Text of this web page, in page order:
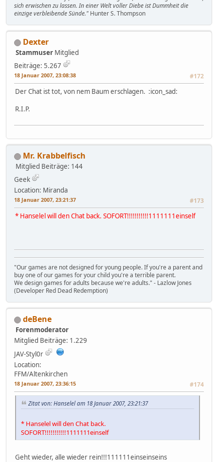
sich erwischen zu lassen. In einer Welt voller Diebe ist Dummheit die
einzige verbleibende Sünde." Hunter S. Thompson
Dexter
Stammuser Mitglied
Beiträge: 5.267
18 Januar 2007, 23:08:38 #172
Der Chat ist tot, von nem Baum erschlagen. :icon_sad:
R.I.P.
Mr. Krabbelfisch
Mitglied Beiträge: 144
Geek
Location: Miranda
18 Januar 2007, 23:21:37 #173
* Hanselel will den Chat back. SOFORT!!!!!!!!!!!1111111einself
"Our games are not designed for young people. If you're a parent and
buy one of our games for your child you're a terrible parent.
We design games for adults because we're adults." - Lazlow Jones
(Developer Red Dead Redemption)
deBene
Forenmoderator
Mitglied Beiträge: 1.229
JAV-Styl0r
Location:
FFM/Altenkirchen
18 Januar 2007, 23:36:15 #174
Zitat von: Hanselel am 18 Januar 2007, 23:21:37
* Hanselel will den Chat back.
SOFORT!!!!!!!!!!!1111111einself
Geht wieder, alle wieder rein!!!111111einseinseins